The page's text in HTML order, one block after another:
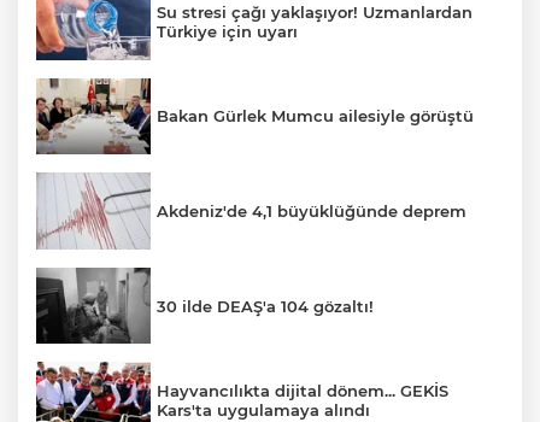
Su stresi çağı yaklaşıyor! Uzmanlardan
Türkiye için uyarı
Bakan Gürlek Mumcu ailesiyle görüştü
Akdeniz'de 4,1 büyüklüğünde deprem
30 ilde DEAŞ'a 104 gözaltı!
Hayvancılıkta dijital dönem... GEKİS
Kars'ta uygulamaya alındı